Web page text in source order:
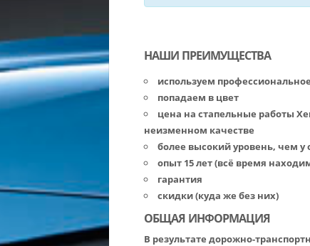
НАШИ ПРЕИМУЩЕСТВА
используем
попадаем в цвет
цена на стапельные работы
неизменном качестве
более высокий уровень, чем
опыт 15 лет (всё время
гарантия
скидки (куда же без них)
ОБЩАЯ ИНФОРМАЦИЯ
В результате дорожно-